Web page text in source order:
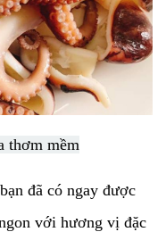
thơm mềm
đã có ngay được
với hương vị đặc